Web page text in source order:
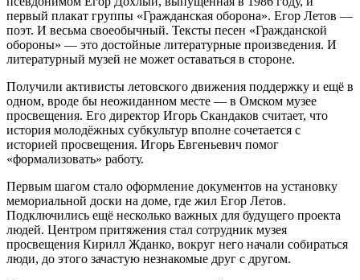
первый плакат группы «Гражданская оборона». Егор Летов —
поэт. И весьма своеобычный. Тексты песен «Гражданской
обороны» — это достойные литературные произведения. И
литературный музей не может оставаться в стороне.
Получили активисты летовского движения поддержку и ещё в
одном, вроде бы неожиданном месте — в Омском музее
просвещения. Его директор Игорь Скандаков считает, что
история молодёжных субкультур вполне сочетается с
историей просвещения. Игорь Евгеньевич помог
«формализовать» работу.
Первым шагом стало оформление документов на установку
мемориальной доски на доме, где жил Егор Летов.
Подключились ещё несколько важных для будущего проекта
людей. Центром притяжения стал сотрудник музея
просвещения Кирилл Жданко, вокруг него начали собираться
люди, до этого зачастую незнакомые друг с другом.